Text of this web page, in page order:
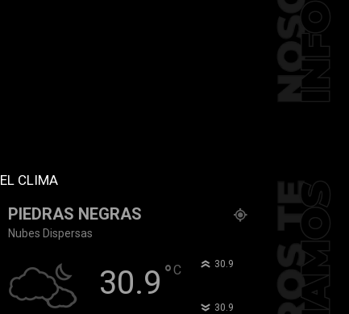
EL CLIMA
PIEDRAS NEGRAS
Nubes Dispersas
30.9 °C 30.9
30.9